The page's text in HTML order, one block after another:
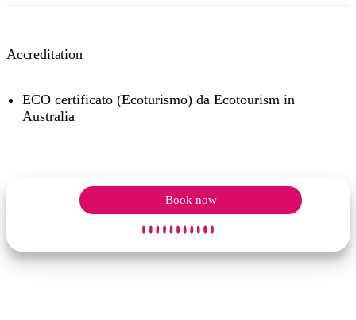
Accreditation
ECO certificato (Ecoturismo) da Ecotourism in
Australia
Book now